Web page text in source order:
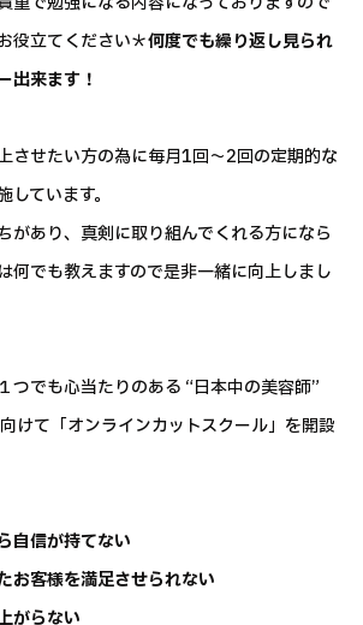
役立てください＊何度でも繰り返し見られ
出来ます！
させたい方の為に毎月1回～2回の定期的な
ています。
があり、真剣に取り組んでくれる方になら
何でも教えますので是非一緒に向上しまし
でも心当たりのある “日本中の美容師”
けて「オンラインカットスクール」を開設
自信が持てない
お客様を満足させられない
がらない